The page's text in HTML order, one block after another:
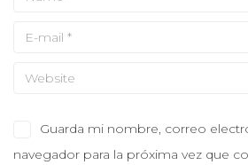
Guarda mi nombre, correo
navegador para la próxima vez que